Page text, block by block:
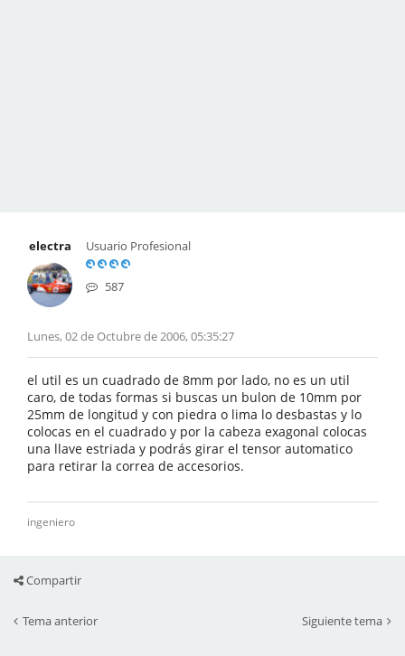
electra Usuario Profesional
587
Lunes, 02 de Octubre de 2006, 05:35:27
el util es un cuadrado de 8mm por lado, no es un util
caro, de todas formas si buscas un bulon de 10mm por
25mm de longitud y con piedra o lima lo desbastas y lo
colocas en el cuadrado y por la cabeza exagonal colocas
una llave estriada y podrás girar el tensor automatico
para retirar la correa de accesorios.
ingeniero
Compartir
Tema anterior Siguiente tema